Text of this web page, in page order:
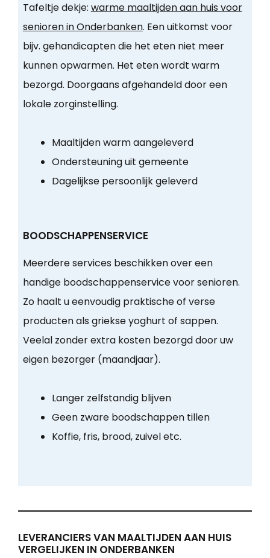
Tafeltje dekje: warme maaltijden aan huis voor
senioren in Onderbanken. Een uitkomst voor
bijv. gehandicapten die het eten niet meer
kunnen opwarmen. Het eten wordt warm
bezorgd. Doorgaans afgehandeld door een
lokale zorginstelling.
Maaltijden warm aangeleverd
Ondersteuning uit gemeente
Dagelijkse persoonlijk geleverd
BOODSCHAPPENSERVICE
Meerdere services beschikken over een
handige boodschappenservice voor senioren.
Zo haalt u eenvoudig praktische of verse
producten als griekse yoghurt of sappen.
Veelal zonder extra kosten bezorgd door uw
eigen bezorger (maandjaar).
Langer zelfstandig blijven
Geen zware boodschappen tillen
Koffie, fris, brood, zuivel etc.
LEVERANCIERS VAN MAALTIJDEN AAN HUIS
VERGELIJKEN IN ONDERBANKEN